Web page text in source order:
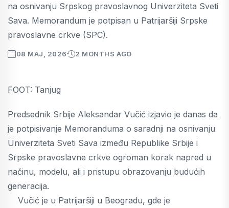
na osnivanju Srpskog pravoslavnog Univerziteta Sveti
Sava. Memorandum je potpisan u Patrijaršiji Srpske
pravoslavne crkve (SPC).
08 MAJ, 2026 2 MONTHS AGO
FOOT: Tanjug
Predsednik Srbije Aleksandar Vučić izjavio je danas da
je potpisivanje Memoranduma o saradnji na osnivanju
Univerziteta Sveti Sava između Republike Srbije i
Srpske pravoslavne crkve ogroman korak napred u
načinu, modelu, ali i pristupu obrazovanju budućih
generacija.
Vučić je u Patrijaršiji u Beogradu, gde je